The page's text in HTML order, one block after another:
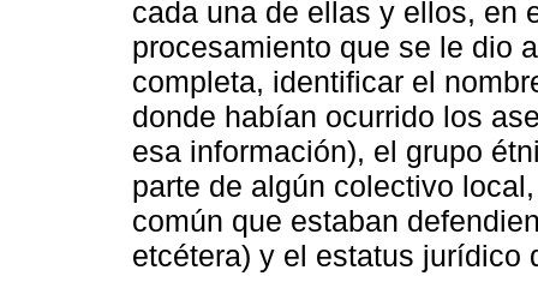
cada una de ellas y ellos, en
procesamiento que se le dio
completa, identificar el
donde habían ocurrido los
esa información), el grupo
parte de algún colectivo
común que estaban
etcétera) y el estatus jurídico